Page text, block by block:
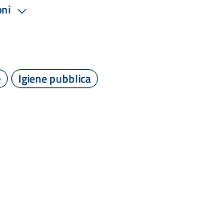
Igiene pubblica